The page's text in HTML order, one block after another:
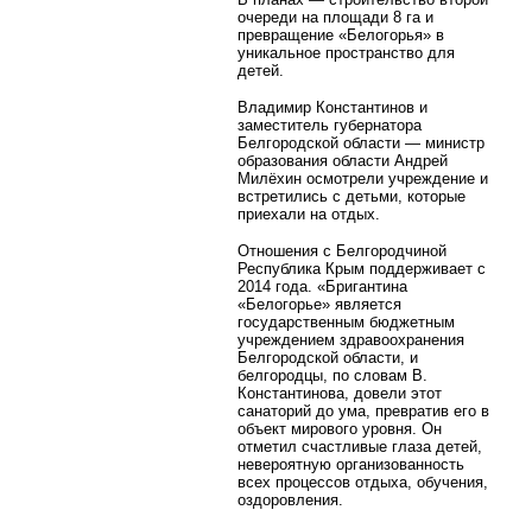
очереди на площади 8 га и
превращение «Белогорья» в
уникальное пространство для
детей.
Владимир Константинов и
заместитель губернатора
Белгородской области — министр
образования области Андрей
Милёхин осмотрели учреждение и
встретились с детьми, которые
приехали на отдых.
Отношения с Белгородчиной
Республика Крым поддерживает с
2014 года. «Бригантина
«Белогорье» является
государственным бюджетным
учреждением здравоохранения
Белгородской области, и
белгородцы, по словам В.
Константинова, довели этот
санаторий до ума, превратив его в
объект мирового уровня. Он
отметил счастливые глаза детей,
невероятную организованность
всех процессов отдыха, обучения,
оздоровления.